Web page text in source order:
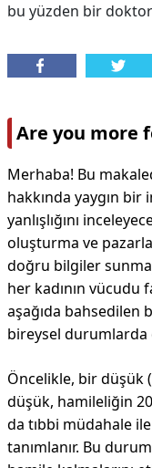
bu yüzden bir
Are you more
Merhaba! Bu
hakkında yaygın
yanlışlığını
oluşturma ve
doğru bilgiler
her kadının vücudu
aşağıda bahsedilen
bireysel
Öncelikle, bir düşük
düşük, hamileliğin
da tıbbi müdahale
tanımlanır. Bu